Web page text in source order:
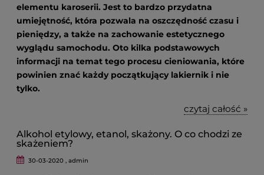
elementu karoserii. Jest to bardzo przydatna
umiejętność, która pozwala na oszczędność czasu i
pieniędzy, a także na zachowanie estetycznego
wyglądu samochodu. Oto kilka podstawowych
informacji na temat tego procesu cieniowania, które
powinien znać każdy początkujący lakiernik i nie
tylko.
czytaj całość »
Alkohol etylowy, etanol, skażony. O co chodzi ze
skażeniem?
30-03-2020 , admin